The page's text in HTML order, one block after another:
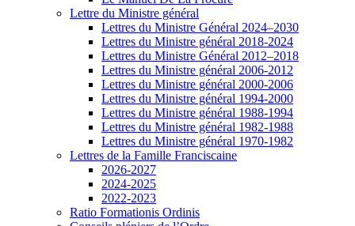
Lettre du Ministre général
Lettres du Ministre Général 2024–2030
Lettres du Ministre général 2018-2024
Lettres du Ministre Général 2012–2018
Lettres du Ministre général 2006-2012
Lettres du Ministre général 2000-2006
Lettres du Ministre général 1994-2000
Lettres du Ministre général 1988-1994
Lettres du Ministre général 1982-1988
Lettres du Ministre général 1970-1982
Lettres de la Famille Franciscaine
2026-2027
2024-2025
2022-2023
Ratio Formationis Ordinis